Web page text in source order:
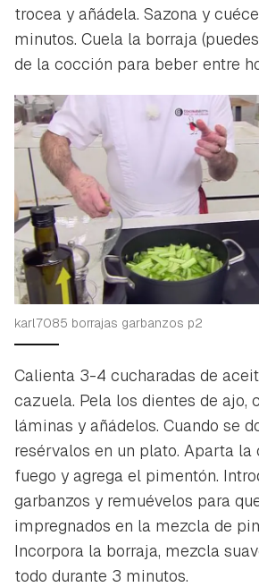
trocea y añádela. Sazona y
minutos. Cuela la borraja
de la cocción para beber entre
karl7085 borrajas garbanzos p2
Calienta 3-4 cucharadas de
cazuela. Pela los dientes de ajo,
láminas y añádelos. Cuando se
resérvalos en un plato. Aparta la
fuego y agrega el pimentón.
garbanzos y remuévelos para
impregnados en la mezcla de
Incorpora la borraja, mezcla
todo durante 3 minutos.